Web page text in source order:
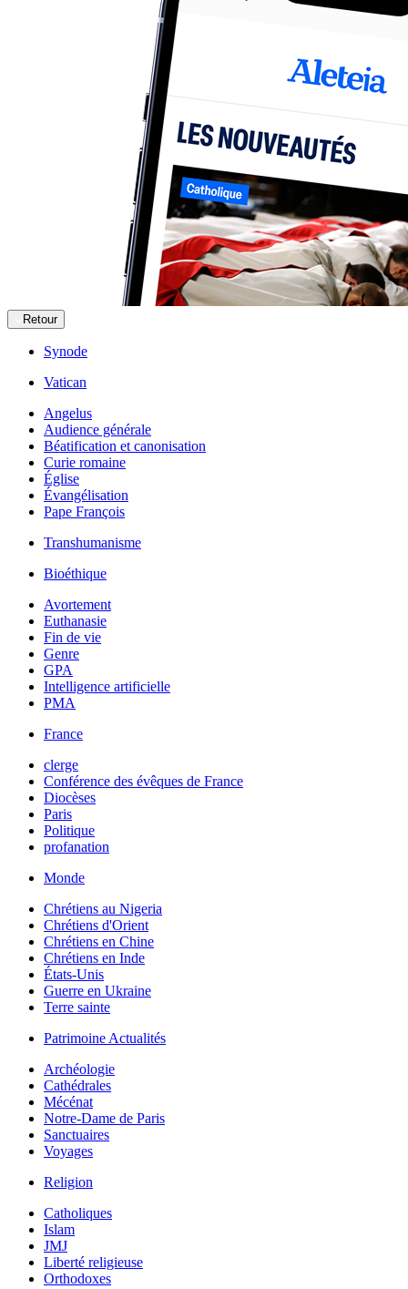
Retour
Synode
Vatican
Angelus
Audience générale
Béatification et canonisation
Curie romaine
Église
Évangélisation
Pape François
Transhumanisme
Bioéthique
Avortement
Euthanasie
Fin de vie
Genre
GPA
Intelligence artificielle
PMA
France
clerge
Conférence des évêques de France
Diocèses
Paris
Politique
profanation
Monde
Chrétiens au Nigeria
Chrétiens d'Orient
Chrétiens en Chine
Chrétiens en Inde
États-Unis
Guerre en Ukraine
Terre sainte
Patrimoine Actualités
Archéologie
Cathédrales
Mécénat
Notre-Dame de Paris
Sanctuaires
Voyages
Religion
Catholiques
Islam
JMJ
Liberté religieuse
Orthodoxes